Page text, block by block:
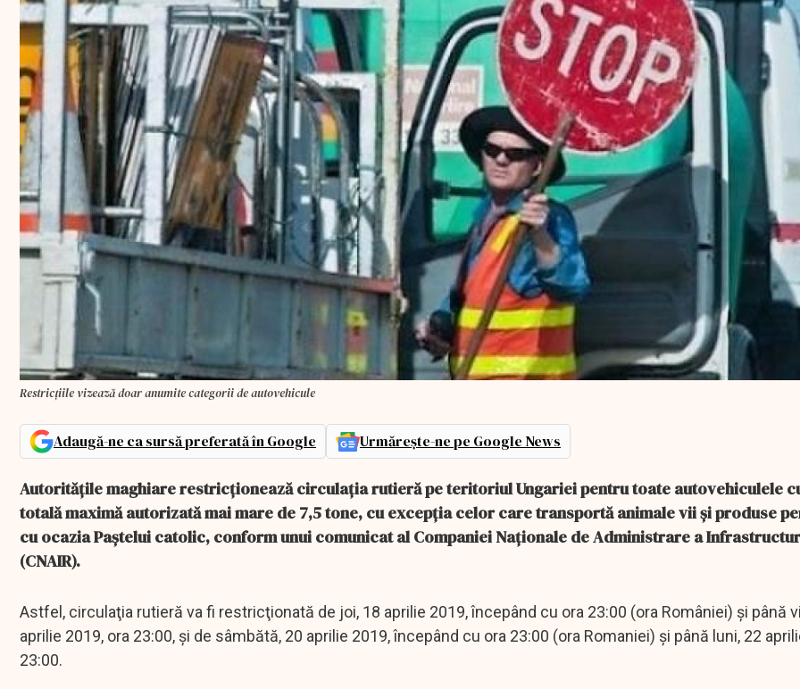
Restricțiile vizează doar anumite categorii de autovehicule
Adaugă-ne ca sursă preferată în Google Urmărește-ne pe Google News
Autorităţile maghiare restricţionează circulaţia rutieră pe teritoriul Ungariei pentru toate autovehiculele
totală maximă autorizată mai mare de 7,5 tone, cu excepţia celor care transportă animale vii şi produse
cu ocazia Paştelui catolic, conform unui comunicat al Companiei Naţionale de Administrare a
(CNAIR).
Astfel, circulaţia rutieră va fi restricţionată de joi, 18 aprilie 2019, începând cu ora 23:00 (ora României) şi până
aprilie 2019, ora 23:00, şi de sâmbătă, 20 aprilie 2019, începând cu ora 23:00 (ora Romaniei) şi până luni, 22
23:00.